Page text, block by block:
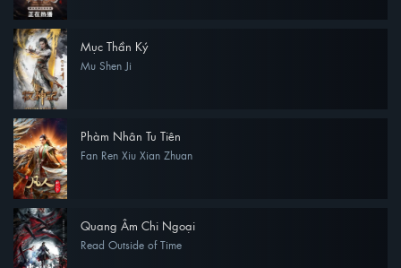
Mục Thần Ký
Mu Shen Ji
Phàm Nhân Tu Tiên
Fan Ren Xiu Xian Zhuan
Quang Âm Chi Ngoại
Read Outside of Time